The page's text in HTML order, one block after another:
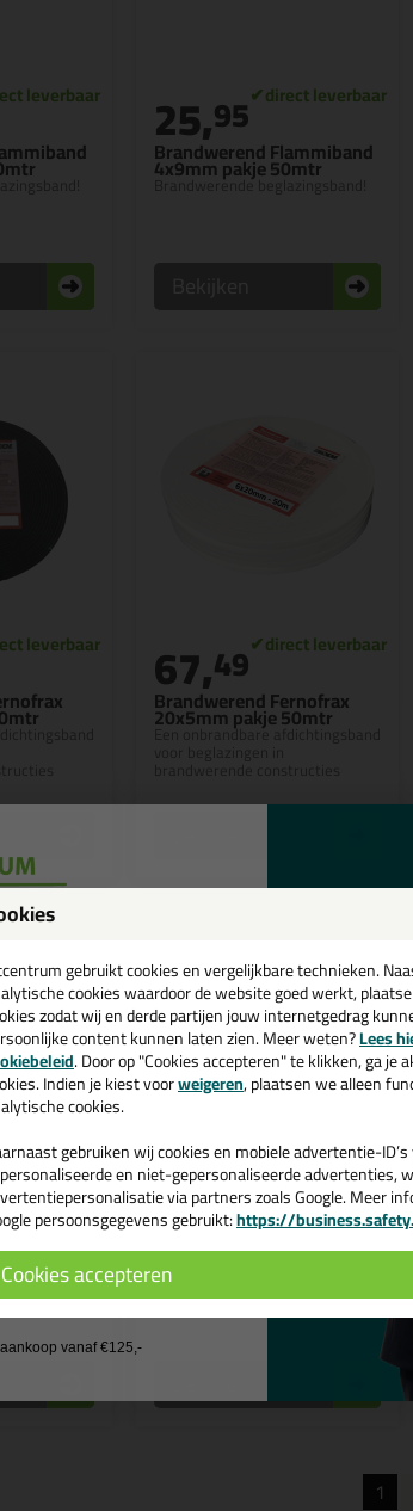
Brandwerend Flammiband
4x9mm pakje 50mtr
Brandwerende beglazingsband!
25,95
Brandwerend Fernofrax
20x5mm pakje 50mtr
Een onbrandbare afdichtingsband
67,49
Kerafix Flexpan 200
15x2mm rol/25mtr
Snel opschuimende band!
87,40
1
gebruikt cookies en vergelijkbare technieken.
cookies waardoor de website goed werkt,
zodat wij en derde partijen jouw internetgedrag
content kunnen laten zien. Meer weten?Lees
. Door op "Cookies accepteren" te klikken, ga je
Indien je kiest voorweigeren, plaatsen we alleen
cookies.
gebruiken wij cookies en mobiele advertentie-
en niet-gepersonaliseerde advertenties,
via partners zoals Google. Meer
persoonsgegevens gebruikt:https://
Cookies accepteren
💚
en ontvang een
€35,-bij je eerste bestelling!
de actiecode ›
geen cadeau
vanaf €125,-